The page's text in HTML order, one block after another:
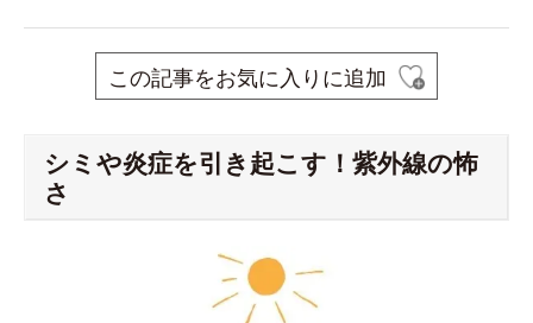
この記事をお気に入りに追加
シミや炎症を引き起こす！紫外線の怖
さ